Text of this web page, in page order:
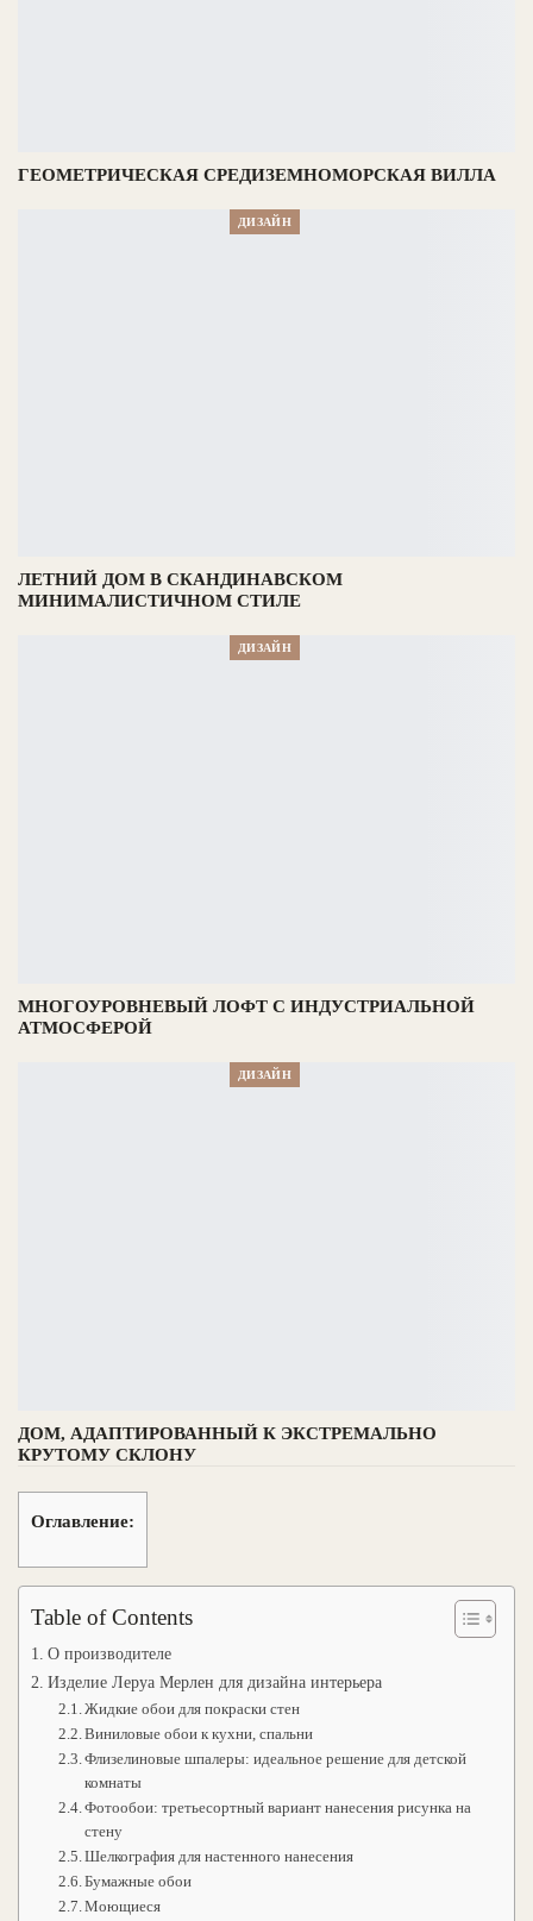
ГЕОМЕТРИЧЕСКАЯ СРЕДИЗЕМНОМОРСКАЯ ВИЛЛА
ДИЗАЙН
ЛЕТНИЙ ДОМ В СКАНДИНАВСКОМ
МИНИМАЛИСТИЧНОМ СТИЛЕ
ДИЗАЙН
МНОГОУРОВНЕВЫЙ ЛОФТ С ИНДУСТРИАЛЬНОЙ
АТМОСФЕРОЙ
ДИЗАЙН
ДОМ, АДАПТИРОВАННЫЙ К ЭКСТРЕМАЛЬНО
КРУТОМУ СКЛОНУ
Оглавление:
Table of Contents
О производителе
Изделие Леруа Мерлен для дизайна интерьера
Жидкие обои для покраски стен
Виниловые обои к кухни, спальни
Флизелиновые шпалеры: идеальное решение для детской
комнаты
Фотообои: третьесортный вариант нанесения рисунка на
стену
Шелкография для настенного нанесения
Бумажные обои
Моющиеся